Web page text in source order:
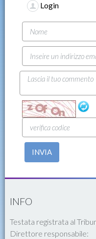
Login
INVIA
INFO
Testata registrata al
Direttore responsabile: